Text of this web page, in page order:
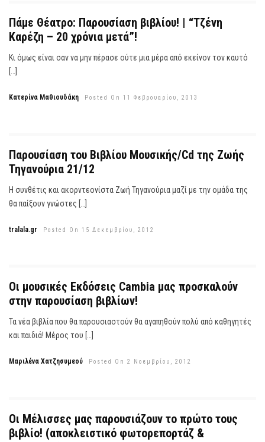
Πάμε Θέατρο: Παρουσίαση βιβλίου! | “Τζένη
Καρέζη – 20 χρόνια μετά”!
Κι όμως είναι σαν να μην πέρασε ούτε μια μέρα από εκείνον τον καυτό
[…]
Κατερίνα Μαθιουδάκη Posted On 11 Φεβρουαρίου, 2013
Παρουσίαση του Βιβλίου Μουσικής/Cd της Ζωής
Τηγανούρια 21/12
Η συνθέτις και ακορντεονίστα Ζωή Τηγανούρια μαζί με την ομάδα της
θα παίξουν γνώστες […]
tralala.gr Posted On 15 Δεκεμβρίου, 2012
Οι μουσικές Εκδόσεις Cambia μας προσκαλούν
στην παρουσίαση βιβλίων!
Τα νέα βιβλία που θα παρουσιαστούν θα αγαπηθούν πολύ από καθηγητές
και παιδιά! Μέρος του […]
Μαριλένα Χατζησυμεού Posted On 2 Νοεμβρίου, 2012
Οι Μέλισσες μας παρουσιάζουν το πρώτο τους
βιβλίο! (αποκλειστικό φωτορεπορτάζ &